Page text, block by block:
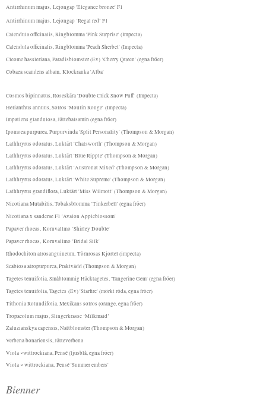
Antirrhinum majus, Lejongap 'Elegance bronze' F1
Antirrhinum majus, Lejongap ‘Regal red’ F1
Calendula officinalis, Ringblomma 'Pink Surprise' (Impecta)
Calendula officinalis, Ringblomma 'Peach Sherbet' (Impecta)
Cleome hassleriana, Paradisblomster (Ev) 'Cherry Queen' (egna fröer)
Cobaea scandens albam, Klockranka 'Alba'
Cosmos bipinnatus, Roseskära 'Double Click Snow Puff' (Impecta)
Helianthus annuus, Solros 'Moulin Rouge' (Impecta)
Impatiens glandulosa, Jättebalsamin (egna fröer)
Ipomoea purpurea, Purpurvinda 'Split Personality' (Thompson & Morgan)
Lathhryrus odoratus, Luktärt 'Chatsworth' (Thompson & Morgan)
Lathhryrus odoratus, Luktärt 'Blue Ripple' (Thompson & Morgan)
Lathhryrus odoratus, Luktärt 'Austronat Mixed' (Thompson & Morgan)
Lathhryrus odoratus, Luktärt 'White Supreme' (Thompson & Morgan)
Lathhryrus grandiflora, Luktärt 'Miss Wilmott' (Thompson & Morgan)
Nicotiana Mutabilis, Tobaksblomma 'Tinkerbell' (egna fröer)
Nicotiana x sanderae F1 'Avalon Appleblossom'
Papaver rhoeas, Kornvallmo 'Shirley Double'
Papaver rhoeas, Kornvallmo 'Bridal Silk'
Rhodochiton atrosanguineum, Törnrosas Kjortel (impecta)
Scabiosa atropurpurea, Praktvädd (Thompson & Morgan)
Tagetes tenuifolia, Småblommig Häcktagetes, 'Tangerine Gem' (egna fröer)
Tagetes tenuifolia, Tagetes (Ev) 'Starfire' (mörkt röda, egna fröer)
Tithonia Rotundifolia, Mexikans solros (orange, egna fröer)
Tropaeolum majus, Slingerkrasse ‘Milkmaid’
Zaluzianskya capensis, Nattblomster (Thompson & Morgan)
Verbena bonariensis, Jätteverbena
Viola ×wittrockiana, Pensé (ljusblå, egna fröer)
Viola × wittrockiana, Pensé 'Summer embers'
Bienner